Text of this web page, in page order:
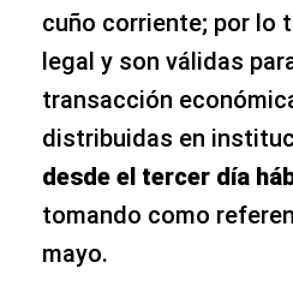
cuño corriente; por lo
legal y son válidas
transacción
distribuidas en
desde el tercer día
tomando como
mayo.